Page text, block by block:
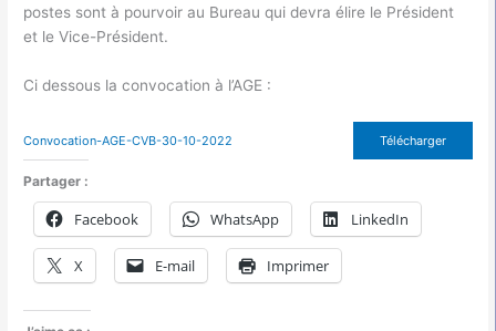
postes sont à pourvoir au Bureau qui devra élire le Président
et le Vice-Président.
Ci dessous la convocation à l’AGE :
Convocation-AGE-CVB-30-10-2022 Télécharger
Partager :
Facebook WhatsApp LinkedIn
X E-mail Imprimer